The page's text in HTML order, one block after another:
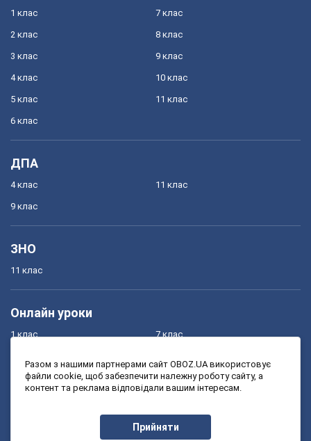
1 клас
2 клас
3 клас
4 клас
5 клас
6 клас
7 клас
8 клас
9 клас
10 клас
11 клас
ДПА
4 клас
9 клас
11 клас
ЗНО
11 клас
Онлайн уроки
1 клас
3 клас
7 клас
9 клас
Разом з нашими партнерами сайт OBOZ.UA використовує
файли cookie, щоб забезпечити належну роботу сайту, а
контент та реклама відповідали вашим інтересам.
Прийняти